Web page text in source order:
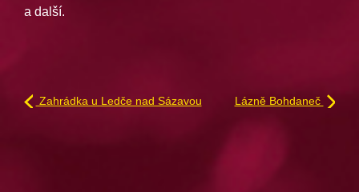
a další.
Zahrádka u Ledče nad Sázavou Lázně Bohdaneč